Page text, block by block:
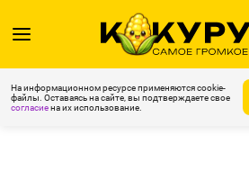
На информационном ресурсе применяются cookie-
файлы. Оставаясь на сайте, вы подтверждаете свое
согласиена их использование.